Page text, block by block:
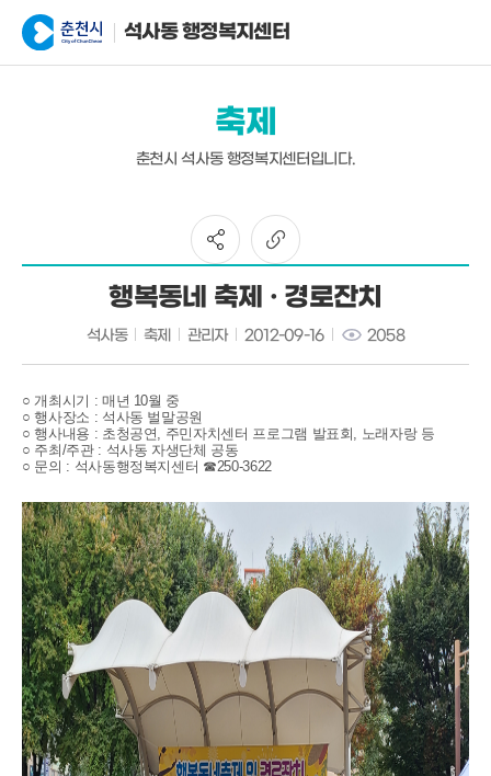
석사동 행정복지센터
축제
춘천시 석사동 행정복지센터입니다.
행복동네 축제 · 경로잔치
석사동 축제 관리자 2012-09-16 2058
○ 개최시기 : 매년 10월 중
○ 행사장소 : 석사동 벌말공원
○ 행사내용 : 초청공연, 주민자치센터 프로그램 발표회, 노래자랑 등
○ 주최/주관 : 석사동 자생단체 공동
○ 문의 : 석사동행정복지센터 ☎250-3622